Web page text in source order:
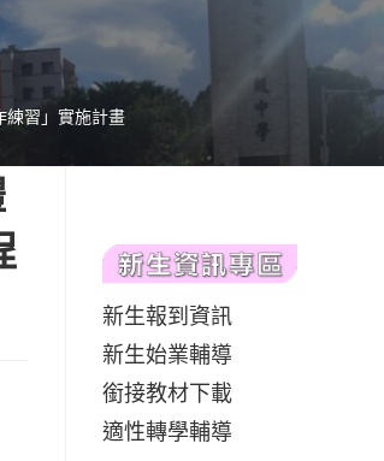
練習」實施計畫
新生報到資訊
新生始業輔導
銜接教材下載
適性轉學輔導